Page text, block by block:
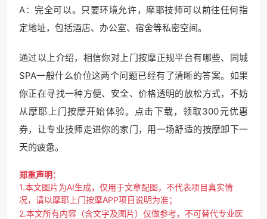
A：完全可以。只要环境允许，摩耶技师可以前往任何指
定地址，包括酒店、办公室、宿舍等私密空间。
通过以上介绍，相信你对上门按摩正规平台有哪些、同城
SPA一般什么价位这两个问题已经有了清晰的答案。如果
你正在寻找一种方便、安全、价格透明的放松方式，不妨
从摩耶上门按摩开始体验。点击下载，领取300元优惠
券，让专业技师走进你的家门，用一场舒适的按摩卸下一
天的疲惫。
郑重声明：
1.本文图片为AI生成，仅用于文章配图，不代表项目真实情
况，请以摩耶上门按摩APP项目说明为准；
2.本文所有内容（含文字及图片）仅做参考，不可替代专业医